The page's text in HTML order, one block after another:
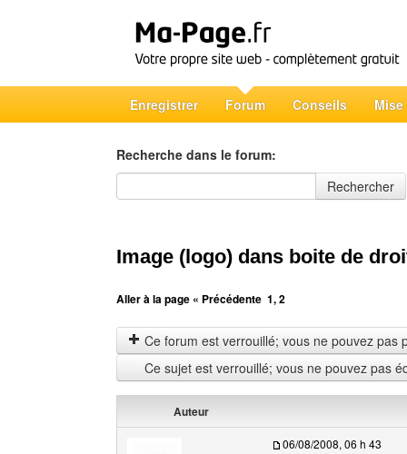
Enregistrer Forum Conseils Mise
Recherche dans le forum:
Recherche dans le forum
Rechercher
Image (logo) dans boite de
Aller à la page « Précédente 1,2
Ce forum est verrouillé; vous ne pouvez pas
Ce sujet est verrouillé; vous ne pouvez pas
Auteur
06/08/2008, 06 h 43